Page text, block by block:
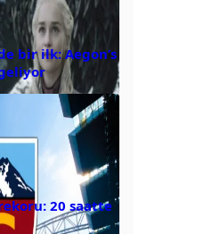
bir ilk: Aegon’s
20 saatte